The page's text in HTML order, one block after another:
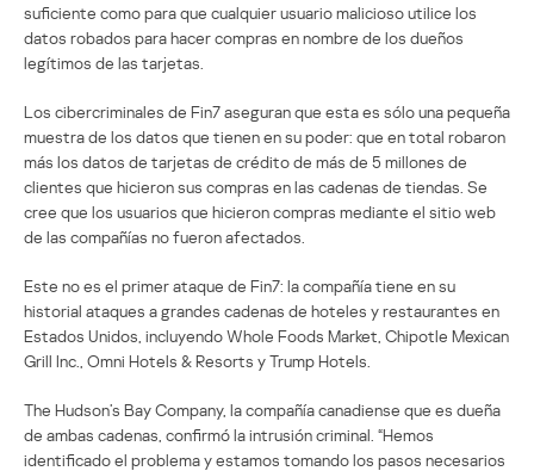
suficiente como para que cualquier usuario malicioso utilice los
datos robados para hacer compras en nombre de los dueños
legítimos de las tarjetas.
Los cibercriminales de Fin7 aseguran que esta es sólo una pequeña
muestra de los datos que tienen en su poder: que en total robaron
más los datos de tarjetas de crédito de más de 5 millones de
clientes que hicieron sus compras en las cadenas de tiendas. Se
cree que los usuarios que hicieron compras mediante el sitio web
de las compañías no fueron afectados.
Este no es el primer ataque de Fin7: la compañía tiene en su
historial ataques a grandes cadenas de hoteles y restaurantes en
Estados Unidos, incluyendo Whole Foods Market, Chipotle Mexican
Grill Inc., Omni Hotels & Resorts y Trump Hotels.
The Hudson’s Bay Company, la compañía canadiense que es dueña
de ambas cadenas, confirmó la intrusión criminal. “Hemos
identificado el problema y estamos tomando los pasos necesarios